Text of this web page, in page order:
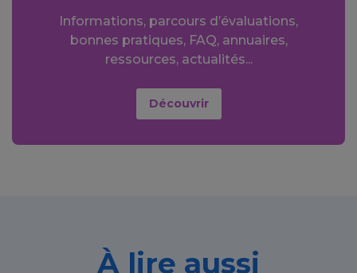
Informations, parcours d’évaluations,
bonnes pratiques, FAQ, annuaires,
ressources, actualités...
Découvrir
À lire aussi